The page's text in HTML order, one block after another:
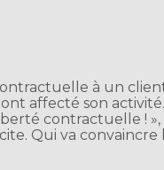
à un
affecté son
contractuelle !
Qui va convaincre